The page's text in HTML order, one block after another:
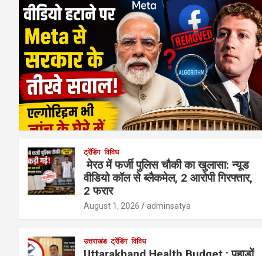
ट्रेंडिंग विविध
मेरठ में फर्जी पुलिस चौकी का खुलासा: न्यूड
वीडियो कॉल से ब्लैकमेल, 2 आरोपी गिरफ्तार,
2 फरार
August 1, 2026 adminsatya
उत्तराखंड ट्रेंडिंग विविध